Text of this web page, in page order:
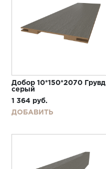
Добор 10*150*2070 Грувд
серый
1 364 руб.
ДОБАВИТЬ